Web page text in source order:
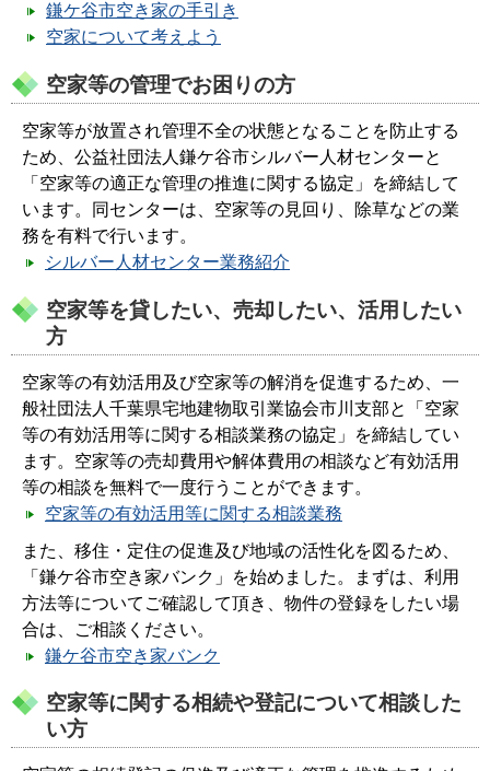
鎌ケ谷市空き家の手引き
空家について考えよう
空家等の管理でお困りの方
空家等が放置され管理不全の状態となることを防止する
ため、公益社団法人鎌ケ谷市シルバー人材センターと
「空家等の適正な管理の推進に関する協定」を締結して
います。同センターは、空家等の見回り、除草などの業
務を有料で行います。
シルバー人材センター業務紹介
空家等を貸したい、売却したい、活用したい
方
空家等の有効活用及び空家等の解消を促進するため、一
般社団法人千葉県宅地建物取引業協会市川支部と「空家
等の有効活用等に関する相談業務の協定」を締結してい
ます。空家等の売却費用や解体費用の相談など有効活用
等の相談を無料で一度行うことができます。
空家等の有効活用等に関する相談業務
また、移住・定住の促進及び地域の活性化を図るため、
「鎌ケ谷市空き家バンク」を始めました。まずは、利用
方法等についてご確認して頂き、物件の登録をしたい場
合は、ご相談ください。
鎌ケ谷市空き家バンク
空家等に関する相続や登記について相談した
い方